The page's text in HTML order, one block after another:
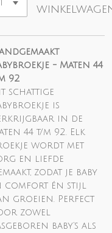
- Maten 44
92
schattige
is
in de
44 t/m 92. Elk
wordt met
en liefde
zodat je baby
comfort én stijl
groeien. Perfect
zowel
baby’s als